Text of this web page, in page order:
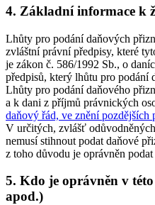
4. Základní informace k
Lhůty pro podání daňových
zvláštní právní předpisy, které
je zákon č. 586/1992 Sb., o
předpisů, který lhůtu pro podání
Lhůty pro podání daňového
a k dani z příjmů právnických
daňový řád, ve znění pozdějších
V určitých, zvlášť
nemusí stihnout podat daňové
z toho důvodu je oprávněn
5. Kdo je oprávněn v
apod.)